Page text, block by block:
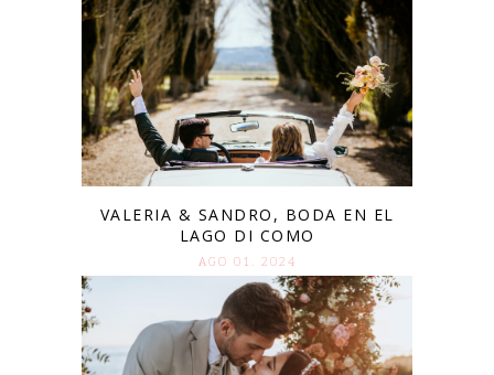
VALERIA & SANDRO, BODA EN EL
LAGO DI COMO
AGO 01. 2024